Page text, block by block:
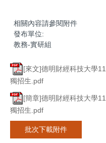
相關內容請參閱附件
發布單位:
教務-實研組
[來文]德明財經科技大學
獨招生.pdf
[簡章]德明財經科技大學
獨招生.pdf
批次下載附件